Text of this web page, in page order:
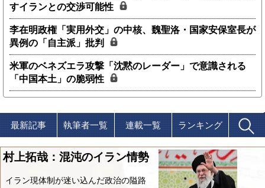
すイランとの交渉可能性
李在明政権「実用外交」の中核、魏聖洛・国家安保室長が
異例の「自主派」批判
米軍のベネズエラ攻撃「沈黙のレーダー」で意識される
「中国本土」の脆弱性
最新記事 執筆者一覧 連載一覧 ランキング
村上拓哉：混沌のイラン情勢
イラン現体制が迷い込んだ政治の隘路